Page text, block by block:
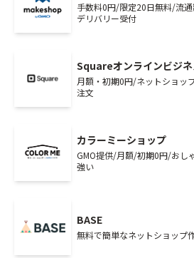
手数料0円/限定20日無料/流
デリバリー受付
Squareオンラインビジネ
月額・初期0円/ネットショッ
注文
カラーミーショップ
GMO提供/月額/初期0円/おし
強い
BASE
無料で簡単なネットショップ